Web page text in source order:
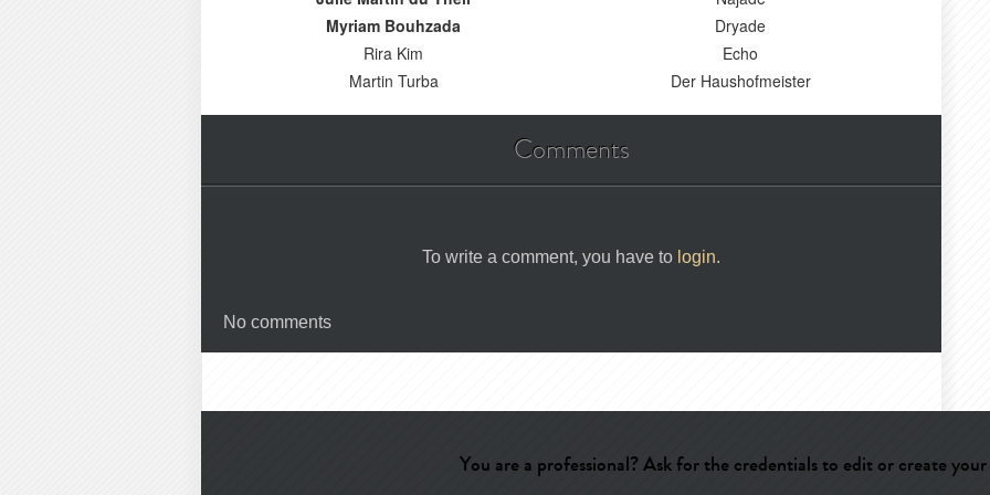
Myriam Bouhzada
Rira Kim
Martin Turba
Dryade
Echo
Der Haushofmeister
Comments
To write a comment, you have to login.
No comments
You are a professional? Ask for the credentials to edit or create